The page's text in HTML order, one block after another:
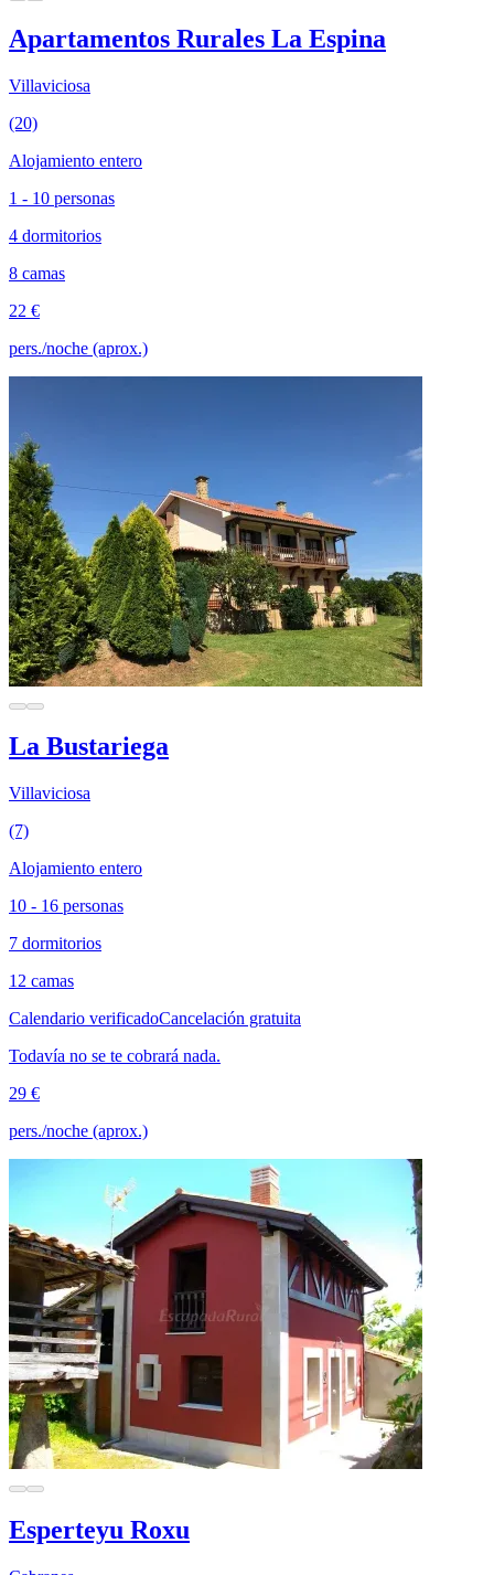
Apartamentos Rurales La Espina
Villaviciosa
(20)
Alojamiento entero
1 - 10 personas
4 dormitorios
8 camas
22 €
pers./noche (aprox.)
La Bustariega
Villaviciosa
(7)
Alojamiento entero
10 - 16 personas
7 dormitorios
12 camas
Calendario verificadoCancelación gratuita
Todavía no se te cobrará nada.
29 €
pers./noche (aprox.)
Esperteyu Roxu